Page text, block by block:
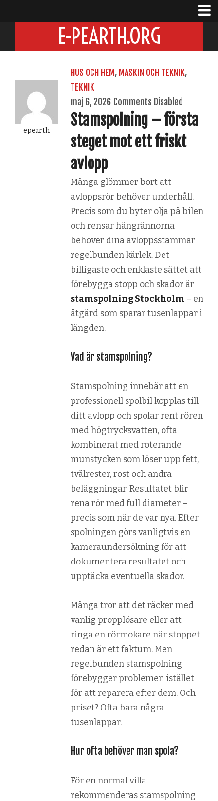
E-PEARTH.ORG
epearth
HUS OCH HEM, MASKIN OCH TEKNIK,
TEKNIK
maj 6, 2026 Comments Disabled
Stamspolning – första
steget mot ett friskt
avlopp
Många glömmer bort att
avloppsrör behöver underhåll.
Precis som du byter olja på bilen
och rensar hängrännorna
behöver dina avloppsstammar
regelbunden kärlek. Det
billigaste och enklaste sättet att
förebygga stopp och skador är
stamspolning Stockholm – en
åtgärd som sparar tusenlappar i
längden.
Vad är stamspolning?
Stamspolning innebär att en
professionell spolbil kopplas till
ditt avlopp och spolar rent rören
med högtrycksvatten, ofta
kombinerat med roterande
munstycken som löser upp fett,
tvålrester, rost och andra
beläggningar. Resultatet blir
rena rör med full diameter –
precis som när de var nya. Efter
spolningen görs vanligtvis en
kameraundersökning för att
dokumentera resultatet och
upptäcka eventuella skador.
Många tror att det räcker med
vanlig propplösare eller att
ringa en rörmokare när stoppet
redan är ett faktum. Men
regelbunden stamspolning
förebygger problemen istället
för att reparera efter dem. Och
priset? Ofta bara några
tusenlappar.
Hur ofta behöver man spola?
För en normal villa
rekommenderas stamspolning